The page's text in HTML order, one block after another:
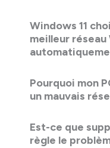
Windows 11
meilleur réseau
Pourquoi mon
un mauvais
Est-ce que
règle le